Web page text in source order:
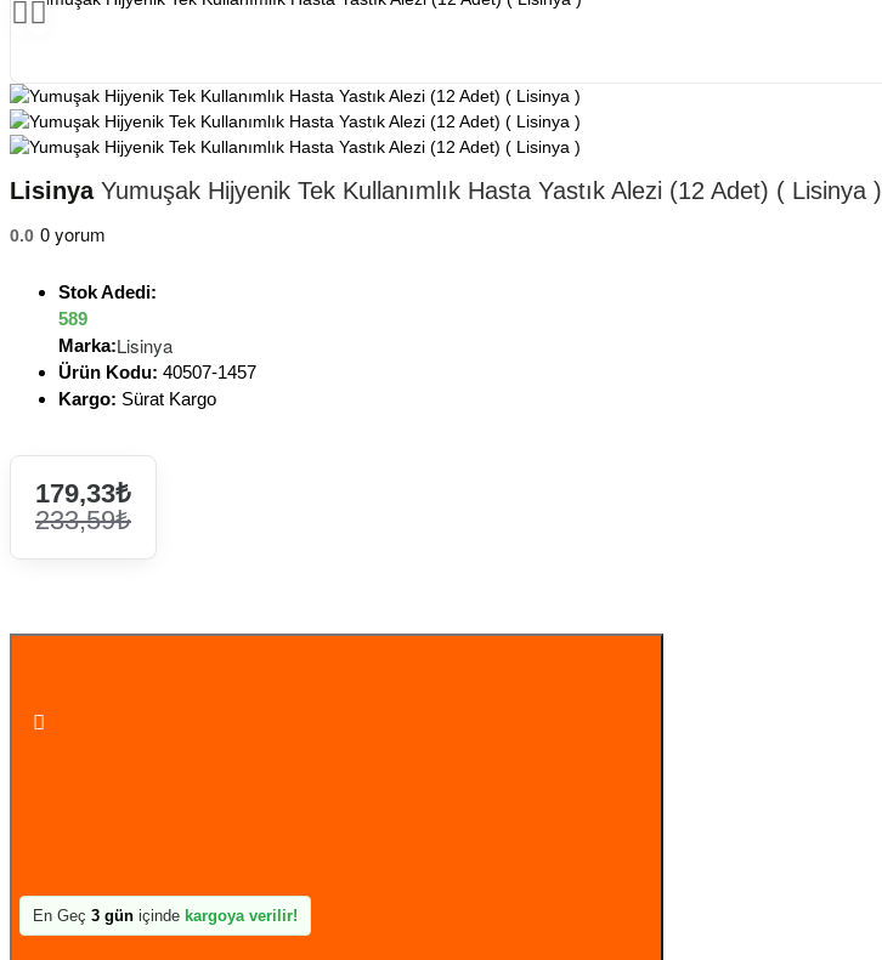
LisinyaYumuşak Hijyenik Tek Kullanımlık Hasta Yastık Alezi (12 Adet) ( Lisinya )
0.0 0 yorum
Stok Adedi:
589
Marka:Lisinya
Ürün Kodu: 40507-1457
Kargo: Sürat Kargo
179,33₺
233,59₺
En Geç 3 gün içinde kargoya verilir!